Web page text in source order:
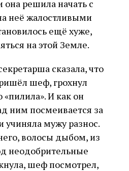
решила начать с
неё жалостливыми
ещё хуже,
на этой Земле.
сказала, что
шеф, грохнул
«пилила». И как он
ним посмеивается за
учиняла мужу разнос.
волосы дыбом, из
неодобрительные
шеф посмотрел,